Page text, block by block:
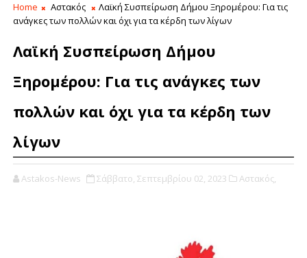
Home Αστακός
Λαϊκή Συσπείρωση Δήμου Ξηρομέρου: Για τις
ανάγκες των πολλών και όχι για τα κέρδη των λίγων
Λαϊκή Συσπείρωση Δήμου
Ξηρομέρου: Για τις ανάγκες των
πολλών και όχι για τα κέρδη των
λίγων
Astakos-News Σάββατο, Σεπτεμβρίου 02, 2023 Αστακός,